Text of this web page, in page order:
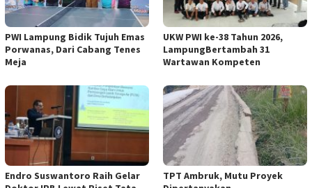
PWI Lampung Bidik Tujuh Emas
Porwanas, Dari Cabang Tenes
Meja
UKW PWI ke-38 Tahun 2026,
LampungBertambah 31
Wartawan Kompeten
Endro Suswantoro Raih Gelar
TPT Ambruk, Mutu Proyek